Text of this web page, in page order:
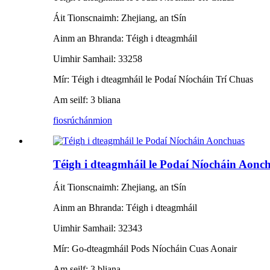
Áit Tionscnaimh: Zhejiang, an tSín
Ainm an Bhranda: Téigh i dteagmháil
Uimhir Samhail: 33258
Mír: Téigh i dteagmháil le Podaí Níocháin Trí Chuas
Am seilf: 3 bliana
fiosrúchánmion
Téigh i dteagmháil le Podaí Níocháin
Áit Tionscnaimh: Zhejiang, an tSín
Ainm an Bhranda: Téigh i dteagmháil
Uimhir Samhail: 32343
Mír: Go-dteagmháil Pods Níocháin Cuas Aonair